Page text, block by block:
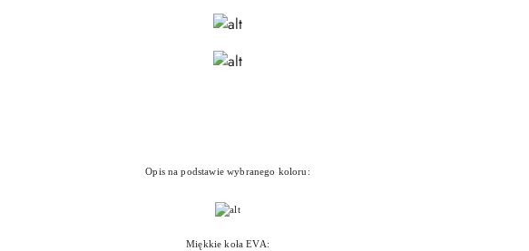
Opis na podstawie wybranego koloru:
Miękkie koła EVA: